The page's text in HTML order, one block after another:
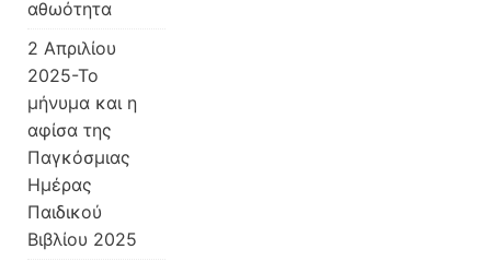
αθωότητα
2 Απριλίου
2025-Το
μήνυμα και η
αφίσα της
Παγκόσμιας
Ημέρας
Παιδικού
Βιβλίου 2025